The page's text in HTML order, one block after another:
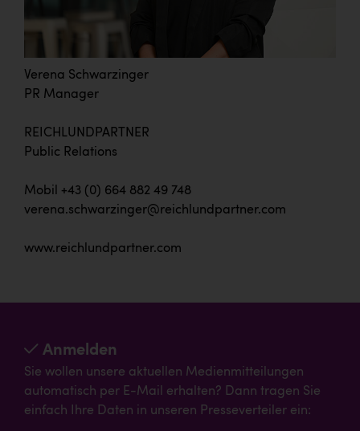
Verena Schwarzinger
PR Manager
REICHLUNDPARTNER
Public Relations
Mobil +43 (0) 664 882 49 748
verena.schwarzinger@reichlundpartner.com
www.reichlundpartner.com
Anmelden
Sie wollen unsere aktuellen Medienmitteilungen
automatisch per E-Mail erhalten? Dann tragen Sie
einfach Ihre Daten in unseren Presseverteiler ein: